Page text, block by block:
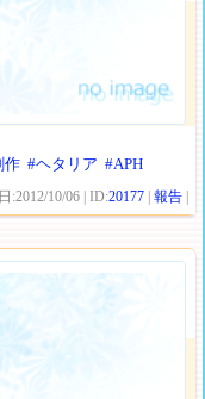
作 #ヘタリア #APH
:2012/10/06 | ID:20177 |報告